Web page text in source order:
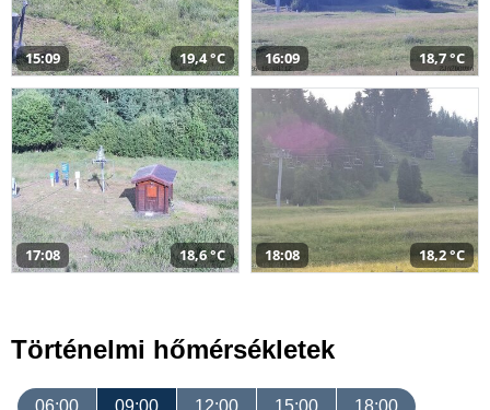
15:09 19,4 °C 16:09 18,7 °C
17:08 18,6 °C 18:08 18,2 °C
Történelmi hőmérsékletek
06:00 09:00 12:00 15:00 18:00